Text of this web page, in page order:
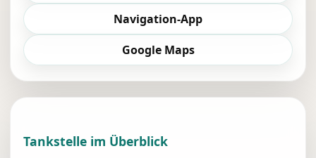
Navigation-App
Google Maps
Tankstelle im Überblick